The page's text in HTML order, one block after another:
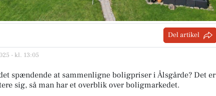
Del artikel
- kl. 13:05
spændende at sammenligne boligpriser i Ålsgårde? Det er
sig, så man har et overblik over boligmarkedet.